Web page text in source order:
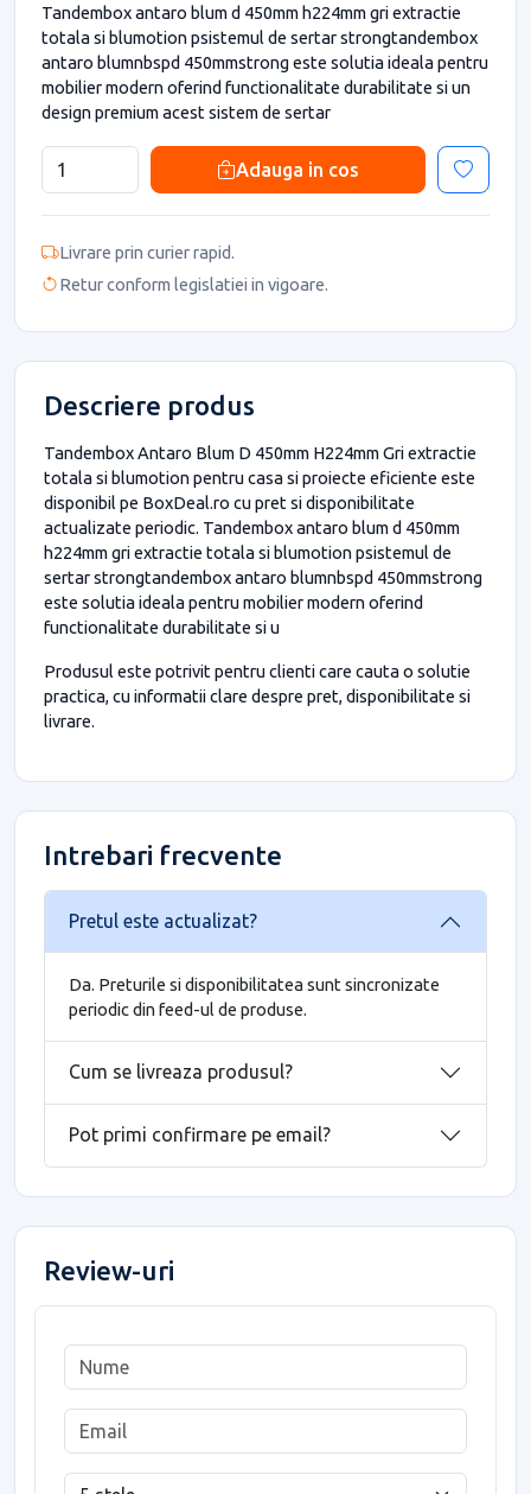
Tandembox antaro blum d 450mm h224mm gri extractie
totala si blumotion psistemul de sertar strongtandembox
antaro blumnbspd 450mmstrong este solutia ideala pentru
mobilier modern oferind functionalitate durabilitate si un
design premium acest sistem de sertar
Adauga in cos
Livrare prin curier rapid.
Retur conform legislatiei in vigoare.
Descriere produs
Tandembox Antaro Blum D 450mm H224mm Gri extractie
totala si blumotion pentru casa si proiecte eficiente este
disponibil pe BoxDeal.ro cu pret si disponibilitate
actualizate periodic. Tandembox antaro blum d 450mm
h224mm gri extractie totala si blumotion psistemul de
sertar strongtandembox antaro blumnbspd 450mmstrong
este solutia ideala pentru mobilier modern oferind
functionalitate durabilitate si u
Produsul este potrivit pentru clienti care cauta o solutie
practica, cu informatii clare despre pret, disponibilitate si
livrare.
Intrebari frecvente
Pretul este actualizat?
Da. Preturile si disponibilitatea sunt sincronizate
periodic din feed-ul de produse.
Cum se livreaza produsul?
Pot primi confirmare pe email?
Review-uri